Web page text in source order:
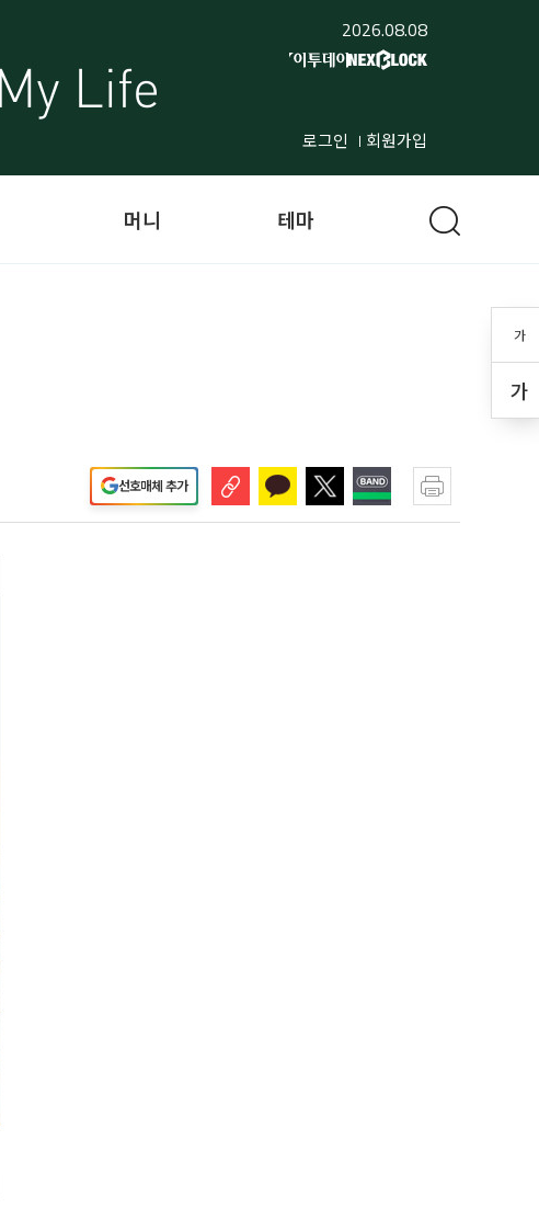
2026.08.08
로그인 회원가입
가
가
머니 테마
선호매체 추가